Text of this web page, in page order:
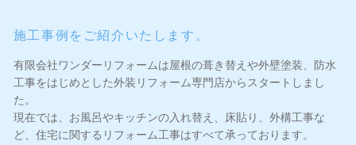
施工事例をご紹介いたします。
有限会社ワンダーリフォームは屋根の葺き替えや外壁塗装、防水
工事をはじめとした外装リフォーム専門店からスタートしまし
た。
現在では、お風呂やキッチンの入れ替え、床貼り、外構工事な
ど、住宅に関するリフォーム工事はすべて承っております。